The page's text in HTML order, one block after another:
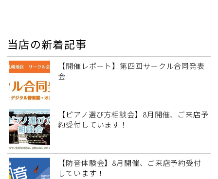
当店の新着記事
【開催レポート】第四回サークル合同発表
会
【ピアノ選び方相談会】8月開催、ご来店予
約受付しています！
【防音体験会】8月開催、ご来店予約受付
しています！